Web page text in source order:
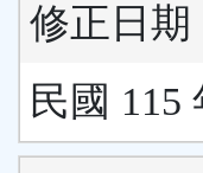
修正日期
民國 115